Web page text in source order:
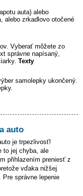
auta) alebo
alebo zrkadlovo otočené
Vyberať môžete zo
správne napísaný,
Texty
samolepky ukončený.
auto
je trpezlivosť!
to jej chyba, ale
přihlazením preniesť z
vďaka nižšej
správne lepenie